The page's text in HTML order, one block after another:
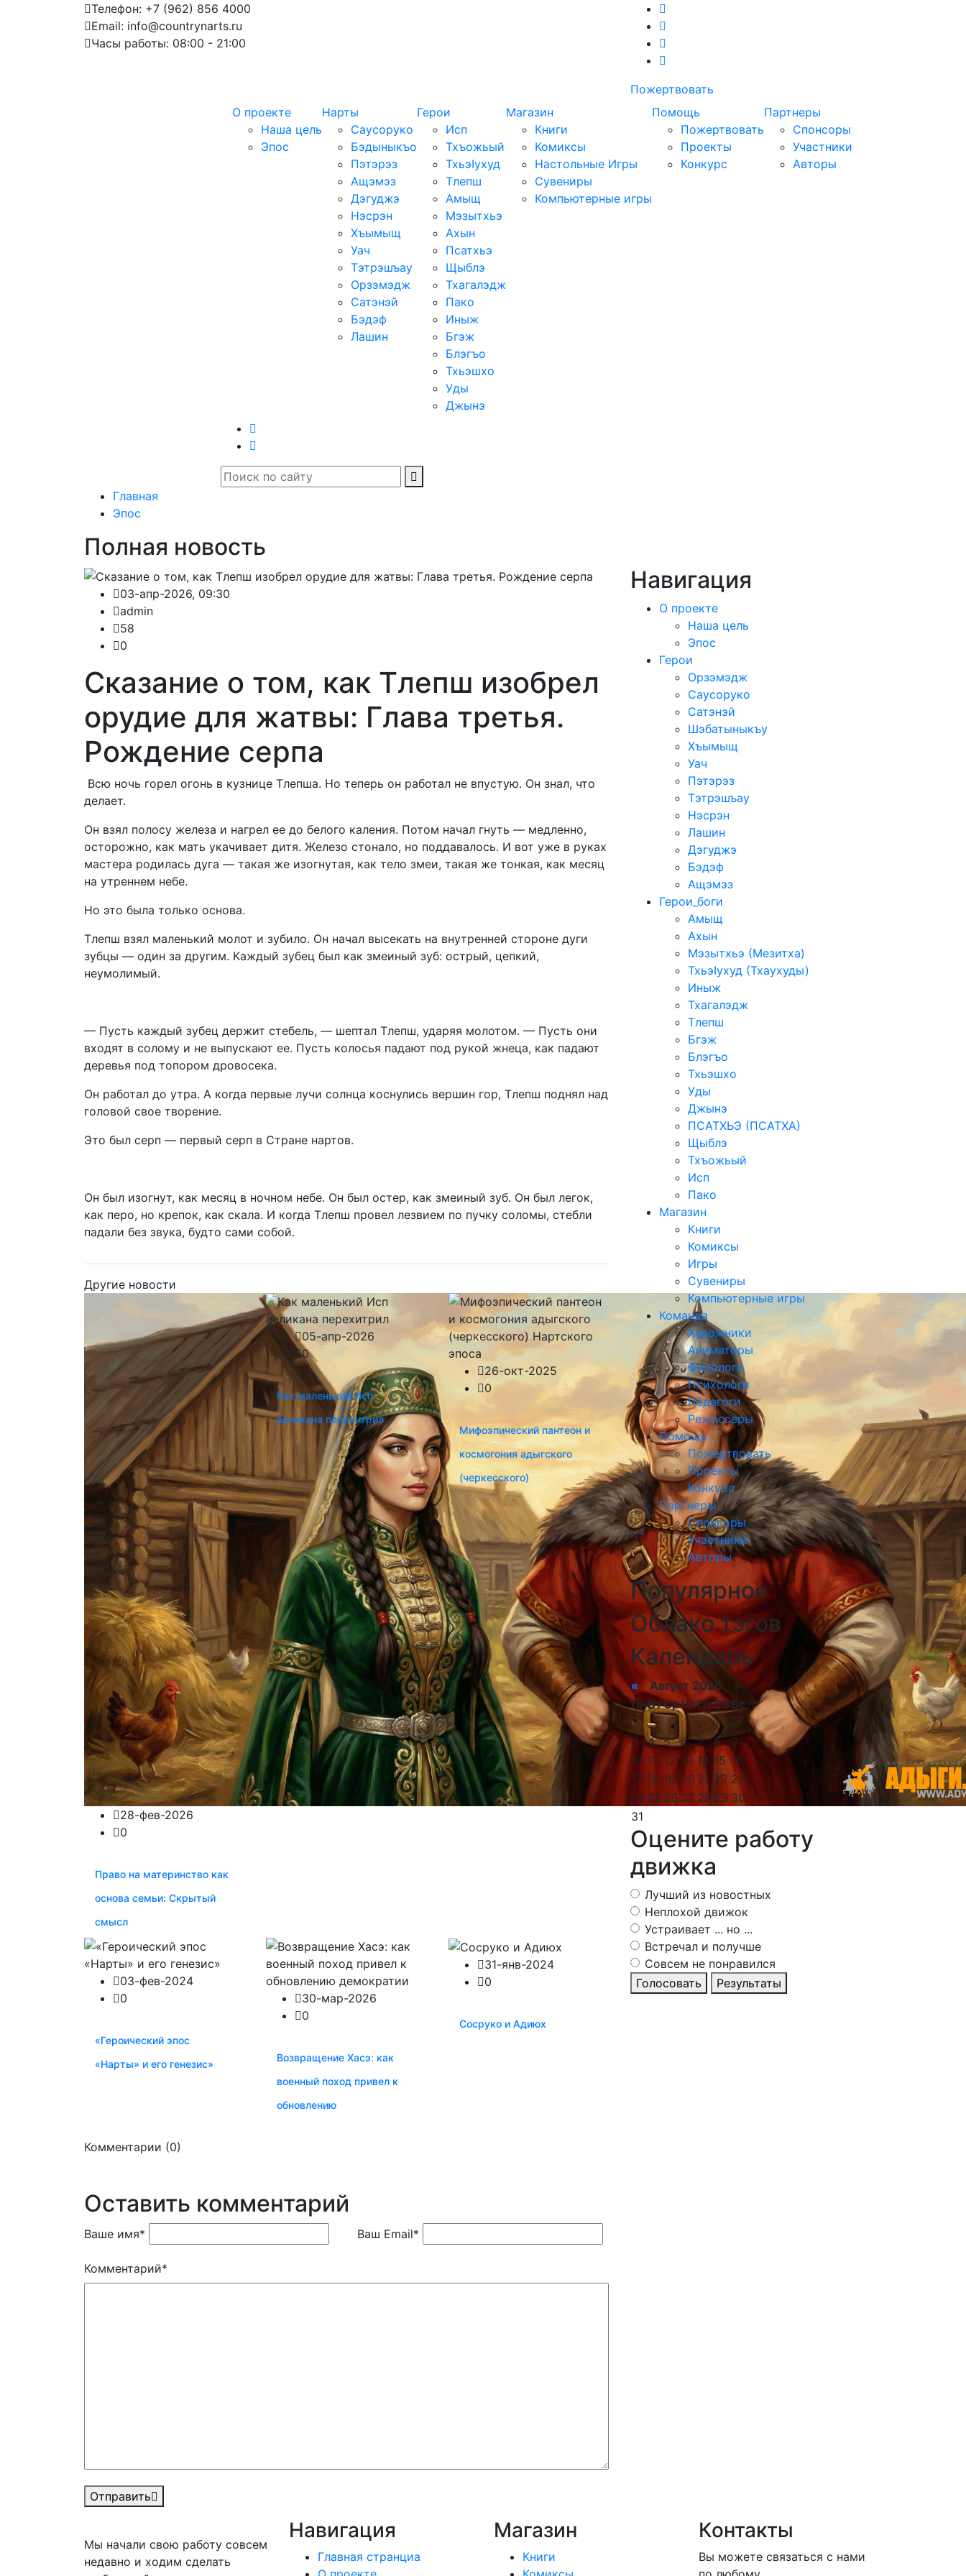
Телефон: +7 (962) 856 4000
Email: info@countrynarts.ru
Часы работы: 08:00 - 21:00
Пожертвовать
О проекте
Наша цель
Эпос
Нарты
Саусоруко
Бэдыныкъо
Пэтэрэз
Ащэмэз
Дэгуджэ
Нэсрэн
Хъымыщ
Уач
Тэтрэшъау
Орзэмэдж
Сатэнэй
Бэдэф
Лашин
Герои
Исп
Тхъожьый
ТхьэIухуд
Тлепш
Амыщ
Мэзытхьэ
Ахын
Псатхьэ
Щыблэ
Тхагалэдж
Пако
Иныж
Бгэж
Блэгъо
Тхьэшхо
Уды
Джынэ
Магазин
Книги
Комиксы
Настольные Игры
Сувениры
Компьютерные игры
Помощь
Пожертвовать
Проекты
Конкурс
Партнеры
Спонсоры
Участники
Авторы
Главная
Эпос
Полная новость
03-апр-2026, 09:30
admin
58
0
Сказание о том, как Тлепш изобрел
орудие для жатвы: Глава третья.
Рождение серпа
Всю ночь горел огонь в кузнице Тлепша. Но теперь он работал не впустую. Он знал, что
делает.
Он взял полосу железа и нагрел ее до белого каления. Потом начал гнуть — медленно,
осторожно, как мать укачивает дитя. Железо стонало, но поддавалось. И вот уже в руках
мастера родилась дуга — такая же изогнутая, как тело змеи, такая же тонкая, как месяц
на утреннем небе.
Но это была только основа.
Тлепш взял маленький молот и зубило. Он начал высекать на внутренней стороне дуги
зубцы — один за другим. Каждый зубец был как змеиный зуб: острый, цепкий,
неумолимый.
— Пусть каждый зубец держит стебель, — шептал Тлепш, ударяя молотом. — Пусть они
входят в солому и не выпускают ее. Пусть колосья падают под рукой жнеца, как падают
деревья под топором дровосека.
Он работал до утра. А когда первые лучи солнца коснулись вершин гор, Тлепш поднял над
головой свое творение.
Это был серп — первый серп в Стране нартов.
Он был изогнут, как месяц в ночном небе. Он был остер, как змеиный зуб. Он был легок,
как перо, но крепок, как скала. И когда Тлепш провел лезвием по пучку соломы, стебли
падали без звука, будто сами собой.
Другие новости
28-фев-2026
0
Право на материнство как
основа семьи: Скрытый
смысл
05-апр-2026
0
Как маленький Исп
великана перехитрил
26-окт-2025
0
Мифоэпический пантеон и
космогония адыгского
(черкесского)
03-фев-2024
0
«Героический эпос
«Нарты» и его генезис»
30-мар-2026
0
Возвращение Хасэ: как
военный поход привел к
обновлению
31-янв-2024
0
Сосруко и Адиюх
Комментарии (0)
Оставить комментарий
Ваше имя* Ваш Email*
Комментарий*
Отправить
Навигация
О проекте
Наша цель
Эпос
Герои
Орзэмэдж
Саусоруко
Сатэнэй
Шэбатыныкъу
Хъымыщ
Уач
Пэтэрэз
Тэтрэшъау
Нэсрэн
Лашин
Дэгуджэ
Бэдэф
Ащэмэз
Герои_боги
Амыщ
Ахын
Мэзытхьэ (Мезитха)
ТхьэIухуд (Тхаухуды)
Иныж
Тхагалэдж
Тлепш
Бгэж
Блэгъо
Тхьэшхо
Уды
Джынэ
ПСАТХЬЭ (ПСАТХА)
Щыблэ
Тхъожьый
Исп
Пако
Магазин
Книги
Комиксы
Игры
Сувениры
Компьютерные игры
Команда
Художники
Аниматоры
Филологи
Психологи
Педагоги
Режиссеры
Помощь
Пожертвовать
Проекты
Конкурс
Партнеры
Спонсоры
Участники
Авторы
Популярное
Облако тэгов
Календарь
«Август 2026 »
ПнВтСрЧтПтСбВс
1
2
3
4 5 6 7 8
9
10 11 12 13 14 15 16
17 18 19 20 21 22 23
24 25 26 27 28 29 30
31
Оцените работу
движка
Лучший из новостных
Неплохой движок
Устраивает ... но ...
Встречал и получше
Совсем не понравился
Голосовать
Результаты
Мы начали свою работу совсем
недавно и ходим сделать
Навигация
Главная странциа
Магазин
Книги
Контакты
Вы можете связаться с нами